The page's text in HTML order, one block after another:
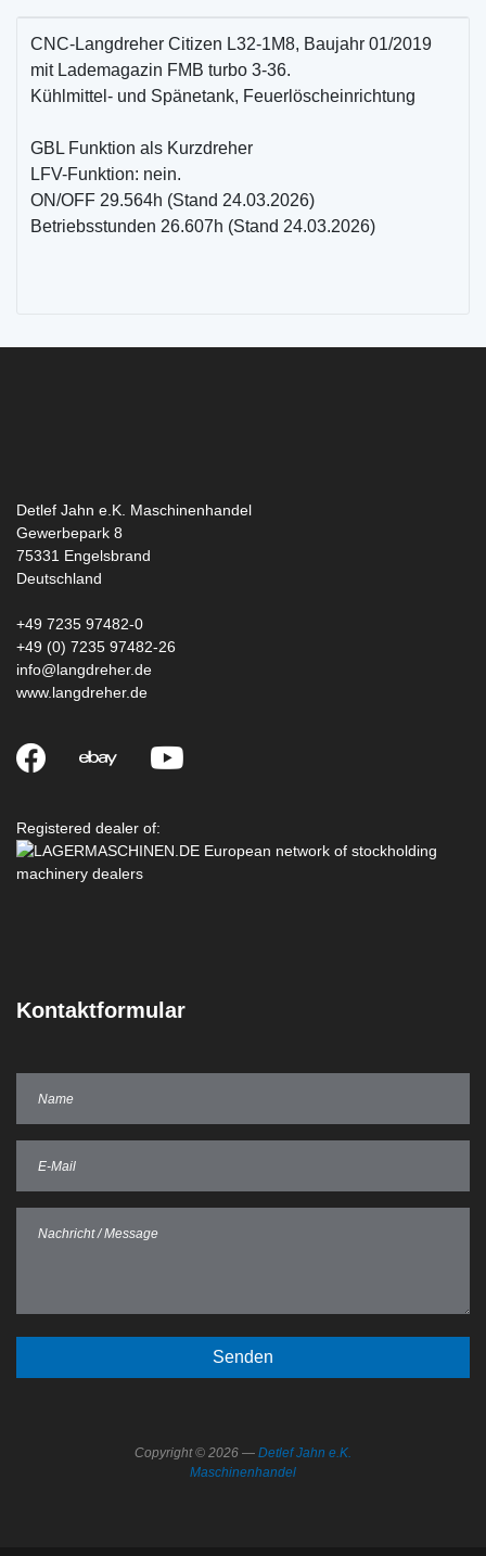
CNC-Langdreher Citizen L32-1M8, Baujahr 01/2019
mit Lademagazin FMB turbo 3-36.
Kühlmittel- und Spänetank, Feuerlöscheinrichtung
GBL Funktion als Kurzdreher
LFV-Funktion: nein.
ON/OFF 29.564h (Stand 24.03.2026)
Betriebsstunden 26.607h (Stand 24.03.2026)
Detlef Jahn e.K. Maschinenhandel
Gewerbepark 8
75331 Engelsbrand
Deutschland
+49 7235 97482-0
+49 (0) 7235 97482-26
info@langdreher.de
www.langdreher.de
Registered dealer of:
Kontaktformular
Copyright © 2026 — Detlef Jahn e.K.
Maschinenhandel